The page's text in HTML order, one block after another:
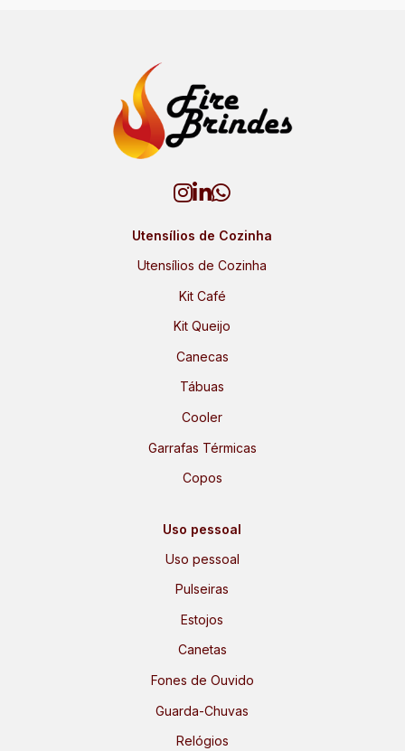
Utensílios de Cozinha
Utensílios de Cozinha
Kit Café
Kit Queijo
Canecas
Tábuas
Cooler
Garrafas Térmicas
Copos
Uso pessoal
Uso pessoal
Pulseiras
Estojos
Canetas
Fones de Ouvido
Guarda-Chuvas
Relógios